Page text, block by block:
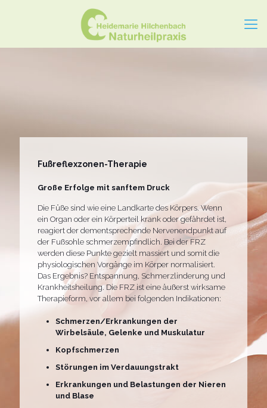
Fußreflexzonen-Therapie
Große Erfolge mit sanftem Druck
Die Füße sind wie eine Landkarte des Körpers. Wenn
ein Organ oder ein Körperteil krank oder gefährdet ist,
reagiert der dementsprechende Nervenendpunkt auf
der Fußsohle schmerzempfindlich. Bei der FRZ
werden diese Punkte gezielt massiert und somit die
physiologischen Vorgänge im Körper normalisiert.
Das Ergebnis? Entspannung, Schmerzlinderung und
Krankheitsheilung. Die FRZ ist eine äußerst wirksame
Therapieform, vor allem bei folgenden Indikationen:
Schmerzen/Erkrankungen der
Wirbelsäule, Gelenke und Muskulatur
Kopfschmerzen
Störungen im Verdauungstrakt
Erkrankungen und Belastungen der Nieren
und Blase